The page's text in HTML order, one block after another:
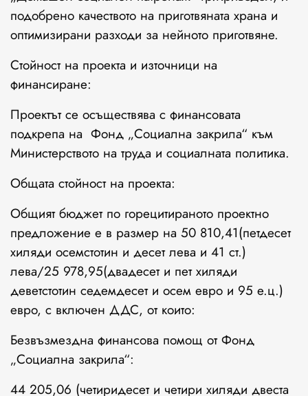
подобрено качеството на приготвяната храна и
оптимизирани разходи за нейното приготвяне.
Стойност на проекта и източници на
финансиране:
Проектът се осъществява с финансовата
подкрепа на Фонд „Социална закрила“ към
Министерството на труда и социалната политика.
Общата стойност на проекта:
Общият бюджет по горецитираното проектно
предложение е в размер на 50 810,41(петдесет
хиляди осемстотин и десет лева и 41 ст.)
лева/25 978,95(двадесет и пет хиляди
деветстотин седемдесет и осем евро и 95 е.ц.)
евро, с включен ДДС, от които:
Безвъзмездна финансова помощ от Фонд
„Социална закрила“:
44 205,06 (четиридесет и четири хиляди двеста